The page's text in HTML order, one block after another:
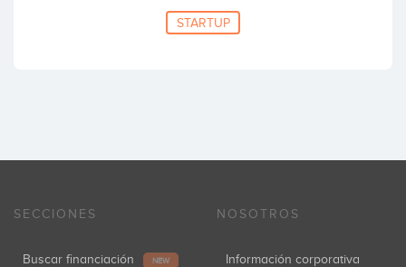
STARTUP
SECCIONES
Buscar financiación NEW
NOSOTROS
Información corporativa